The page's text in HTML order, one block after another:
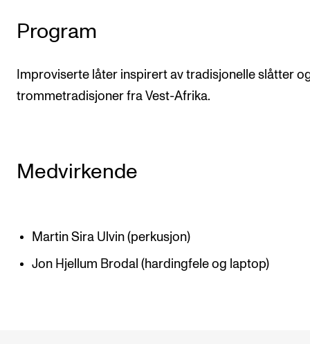
Program
Improviserte låter inspirert av tradisjonelle slåtter
trommetradisjoner fra Vest-Afrika.
Medvirkende
Martin Sira Ulvin (perkusjon)
Jon Hjellum Brodal (hardingfele og laptop)